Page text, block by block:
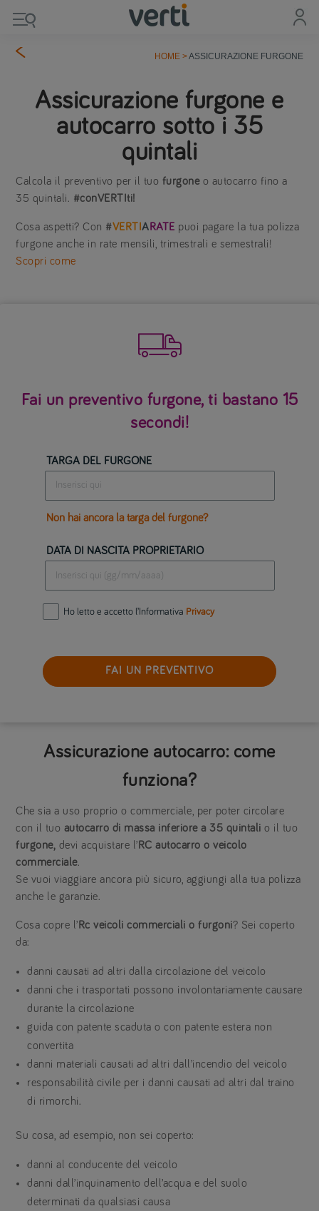
HOME>ASSICURAZIONE FURGONE
Assicurazione furgone e
autocarro sotto i 35
quintali
Calcola il preventivo per il tuo furgoneo autocarro fino a
35 quintali. #conVERTIti!
Cosa aspetti? Con #VERTIA RATE puoi pagare la tua polizza
furgone anche in rate mensili, trimestrali e semestrali!
Scopri come

Fai un preventivo furgone, ti bastano 15
secondi!
TARGA DEL FURGONE
Non hai ancora la targa del furgone?
DATA DI NASCITA PROPRIETARIO
Ho letto e accetto l’Informativa Privacy
FAI UN PREVENTIVO
Assicurazione autocarro: come
funziona?
Che sia a uso proprio o commerciale, per poter circolare
con il tuo autocarro di massa inferiore a 35 quintali o il tuo
furgone, devi acquistare l’RC autocarro o veicolo
commerciale.
Se vuoi viaggiare ancora più sicuro, aggiungi alla tua polizza
anche le garanzie.
Cosa copre l’Rc veicoli commerciali o furgoni? Sei coperto
da:
danni causati ad altri dalla circolazione del veicolo
danni che i trasportati possono involontariamente causare
durante la circolazione
guida con patente scaduta o con patente estera non
convertita
danni materiali causati ad altri dall’incendio del veicolo
responsabilità civile per i danni causati ad altri dal traino
di rimorchi.
Su cosa, ad esempio, non sei coperto:
danni al conducente del veicolo
danni dall’inquinamento dell’acqua e del suolo
determinati da qualsiasi causa